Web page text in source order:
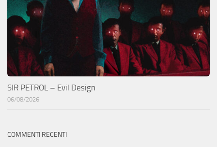
SIR PETROL – Evil Design
06/08/2026
COMMENTI RECENTI